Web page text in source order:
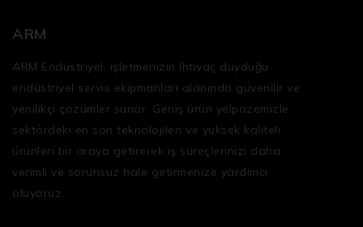
ARM
ARM Endüstriyel, işletmenizin ihtiyaç duyduğu
endüstriyel servis ekipmanları alanında güvenilir ve
yenilikçi çözümler sunar. Geniş ürün yelpazemizle,
sektördeki en son teknolojileri ve yüksek kaliteli
ürünleri bir araya getirerek iş süreçlerinizi daha
verimli ve sorunsuz hale getirmenize yardımcı
oluyoruz.